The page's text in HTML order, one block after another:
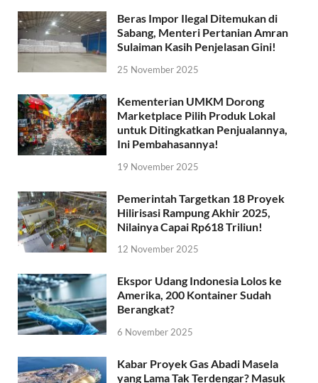
Beras Impor Ilegal Ditemukan di
Sabang, Menteri Pertanian Amran
Sulaiman Kasih Penjelasan Gini!
25 November 2025
Kementerian UMKM Dorong
Marketplace Pilih Produk Lokal
untuk Ditingkatkan Penjualannya,
Ini Pembahasannya!
19 November 2025
Pemerintah Targetkan 18 Proyek
Hilirisasi Rampung Akhir 2025,
Nilainya Capai Rp618 Triliun!
12 November 2025
Ekspor Udang Indonesia Lolos ke
Amerika, 200 Kontainer Sudah
Berangkat?
6 November 2025
Kabar Proyek Gas Abadi Masela
yang Lama Tak Terdengar? Masuk